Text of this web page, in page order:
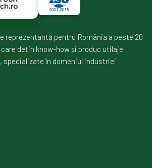
reprezentantă pentru România a peste 20
dețin know-how și produc utilaje
specializate în domeniul industriei